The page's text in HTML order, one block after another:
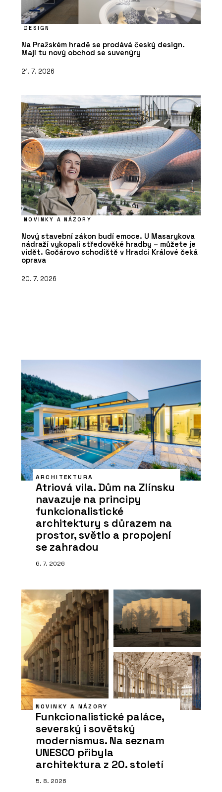
DESIGN
Na Pražském hradě se prodává český design.
Mají tu nový obchod se suvenýry
21. 7. 2026
NOVINKY A NÁZORY
Nový stavební zákon budí emoce. U Masarykova
nádraží vykopali středověké hradby – můžete je
vidět. Gočárovo schodiště v Hradci Králové čeká
oprava
20. 7. 2026
ARCHITEKTURA
Atriová vila. Dům na Zlínsku
navazuje na principy
funkcionalistické
architektury s důrazem na
prostor, světlo a propojení
se zahradou
6. 7. 2026
NOVINKY A NÁZORY
Funkcionalistické paláce,
severský i sovětský
modernismus. Na seznam
UNESCO přibyla
architektura z 20. století
5. 8. 2026